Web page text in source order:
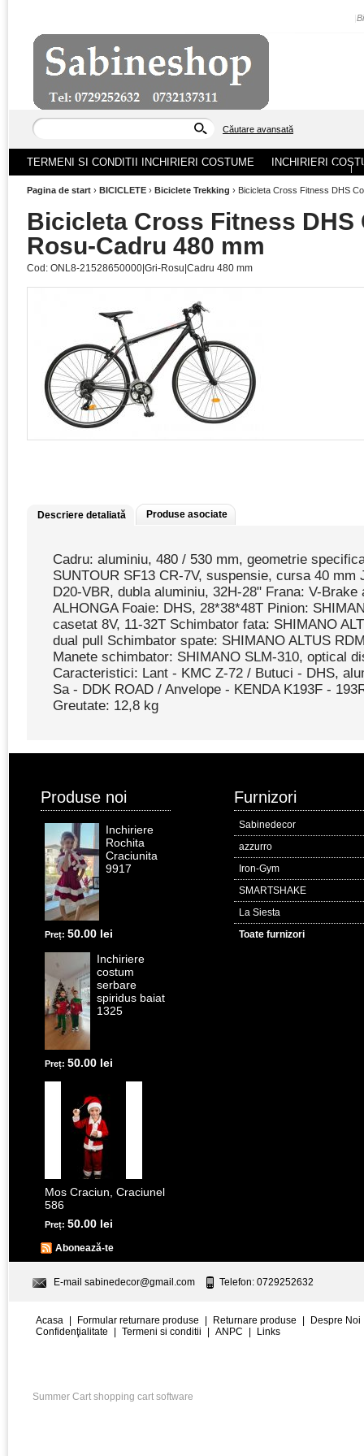
Căutare avansată
ACASA |
TERMENI SI CONDITII INCHIRIERI COSTUME INCHIRIERI
Pagina de start › BICICLETE › Biciclete Trekking › Bicicleta Cross Fitness DHS
Bicicleta Cross Fitness DHS
Rosu-Cadru 480 mm
Cod: ONL8-21528650000|Gri-Rosu|Cadru 480 mm
Descriere detaliată Produse asociate
Cadru: aluminiu, 480 / 530 mm, geometrie
SUNTOUR SF13 CR-7V, suspensie, cursa 40 mm
D20-VBR, dubla aluminiu, 32H-28" Frana: V-Brake
ALHONGA Foaie: DHS, 28*38*48T Pinion:
casetat 8V, 11-32T Schimbator fata: SHIMANO
dual pull Schimbator spate: SHIMANO ALTUS
Manete schimbator: SHIMANO SLM-310, optical
Caracteristici: Lant - KMC Z-72 / Butuci - DHS,
Sa - DDK ROAD / Anvelope - KENDA K193F -
Greutate: 12,8 kg
Produse noi
Inchiriere
Rochita
Craciunita
9917
Preț: 50.00 lei
Inchiriere
costum
serbare
spiridus baiat
1325
Preț: 50.00 lei
Mos Craciun, Craciunel
586
Preț: 50.00 lei
Abonează-te
Furnizori
Sabinedecor
azzurro
Iron-Gym
SMARTSHAKE
La Siesta
Toate furnizori
E-mail sabinedecor@gmail.com Telefon: 0729252632
Acasa Formular returnare produse Returnare produse
Despre Noi
Confidenţialitate
Termeni si conditii ANPC Links
Summer Cart shopping cart software